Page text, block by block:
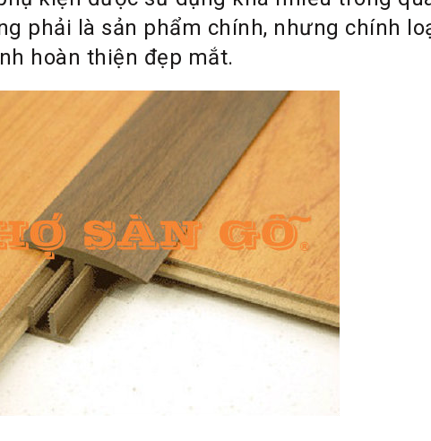
phải là sản phẩm chính, nhưng chính
hoàn thiện đẹp mắt.